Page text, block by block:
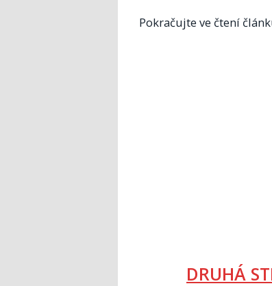
Pokračujte ve čtení
DRUHÁ